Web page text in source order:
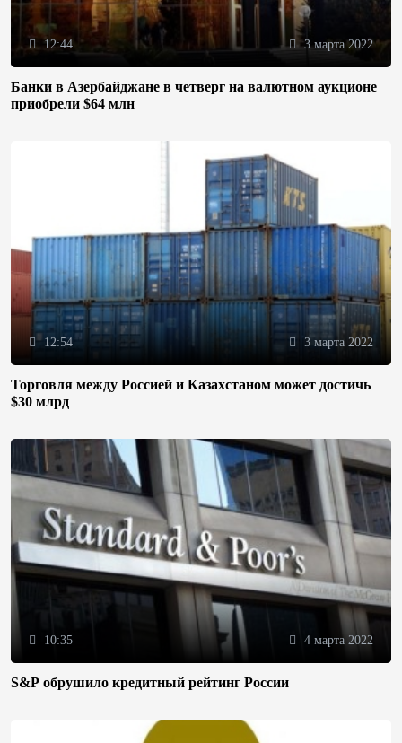
12:44 3 марта 2022
Банки в Азербайджане в четверг на валютном аукционе
приобрели $64 млн
12:54 3 марта 2022
Торговля между Россией и Казахстаном может достичь
$30 млрд
10:35 4 марта 2022
S&P обрушило кредитный рейтинг России